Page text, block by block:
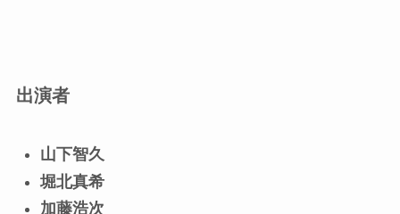
出演者
山下智久
堀北真希
加藤浩次